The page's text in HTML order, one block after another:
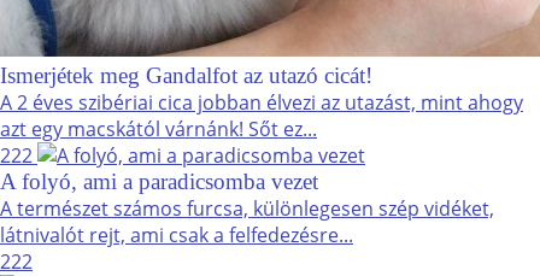
Ismerjétek meg Gandalfot az utazó cicát!
A 2 éves szibériai cica jobban élvezi az utazást, mint ahogy
azt egy macskától várnánk! Sőt ez...
222
A folyó, ami a paradicsomba vezet
A természet számos furcsa, különlegesen szép vidéket,
látnivalót rejt, ami csak a felfedezésre...
222